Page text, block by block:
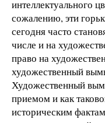
интеллектуального
сожалению, эти
сегодня часто
числе и на
право на
художественный
Художественный
приемом и как
историческим